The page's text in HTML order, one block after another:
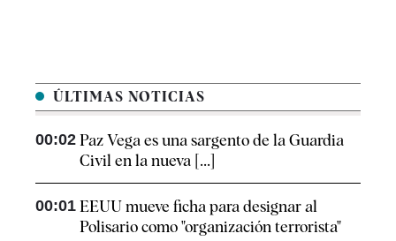
ÚLTIMAS NOTICIAS
00:02 Paz Vega es una sargento de la Guardia
Civil en la nueva [...]
00:01 EEUU mueve ficha para designar al
Polisario como "organización terrorista"